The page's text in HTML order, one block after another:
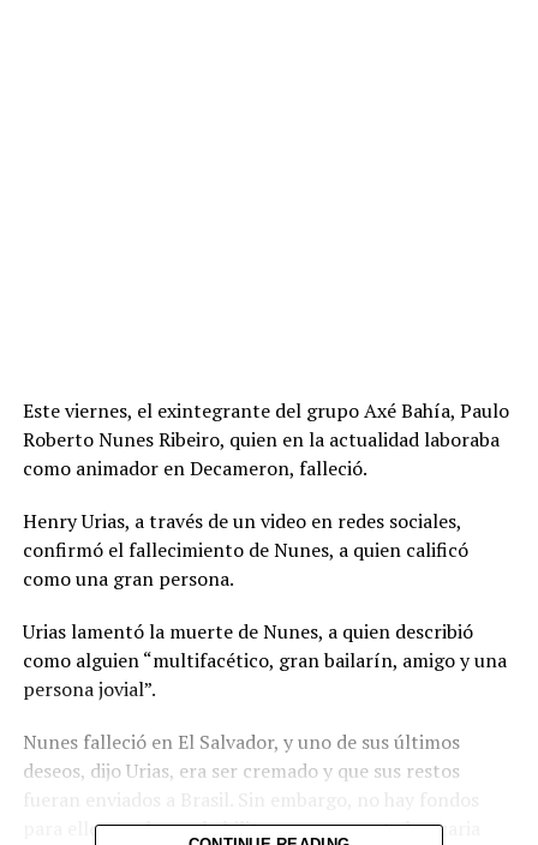
Este viernes, el exintegrante del grupo Axé Bahía, Paulo
Roberto Nunes Ribeiro, quien en la actualidad laboraba
como animador en Decameron, falleció.
Henry Urias, a través de un video en redes sociales,
confirmó el fallecimiento de Nunes, a quien calificó
como una gran persona.
Urias lamentó la muerte de Nunes, a quien describió
como alguien “multifacético, gran bailarín, amigo y una
persona jovial”.
Nunes falleció en El Salvador, y uno de sus últimos
deseos, dijo Urias, era ser cremado y que sus restos
fueran enviados a Brasil. Sin embargo, no hay fondos
para ello, por lo que habilitaron una cuenta bancaria